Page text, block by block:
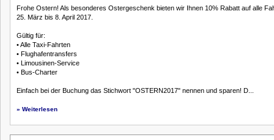
Frohe Ostern! Als besonderes Ostergeschenk bieten wir Ihnen 10% Rabatt auf alle
25. März bis 8. April 2017.
Gültig für:
• Alle Taxi-Fahrten
• Flughafentransfers
• Limousinen-Service
• Bus-Charter
Einfach bei der Buchung das Stichwort "OSTERN2017" nennen und sparen! D...
» Weiterlesen